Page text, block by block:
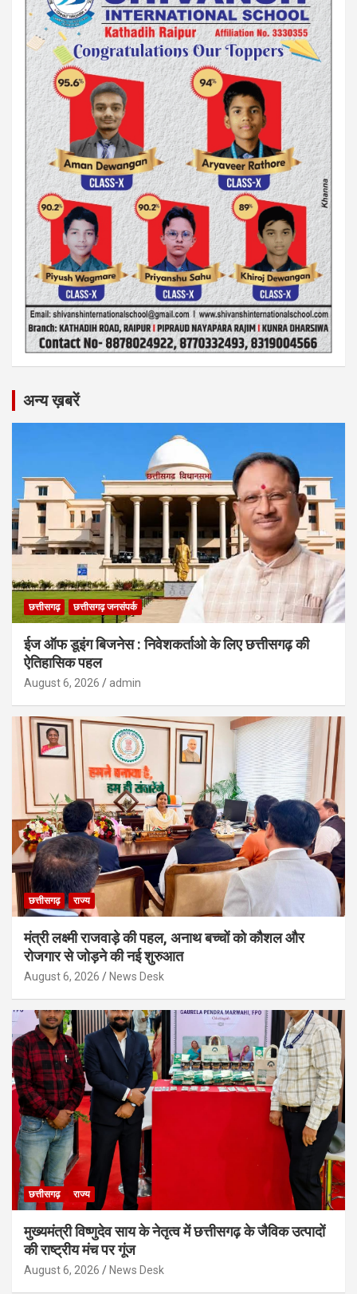
अन्य ख़बरें
छत्तीसगढ़ छत्तीसगढ़ जनसंपर्क
ईज ऑफ डूइंग बिजनेस : निवेशकर्ताओ के लिए छत्तीसगढ़ की
ऐतिहासिक पहल
August 6, 2026 admin
छत्तीसगढ़ राज्य
मंत्री लक्ष्मी राजवाड़े की पहल, अनाथ बच्चों को कौशल और
रोजगार से जोड़ने की नई शुरुआत
August 6, 2026 News Desk
छत्तीसगढ़ राज्य
मुख्यमंत्री विष्णुदेव साय के नेतृत्व में छत्तीसगढ़ के जैविक उत्पादों
की राष्ट्रीय मंच पर गूंज
August 6, 2026 News Desk